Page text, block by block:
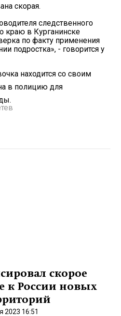
скорая.
следственного
краю в Курганинске
по факту применения
подростка», - говорится у
находится со своим
в полицию для
скорое
к России новых
2023 16:51